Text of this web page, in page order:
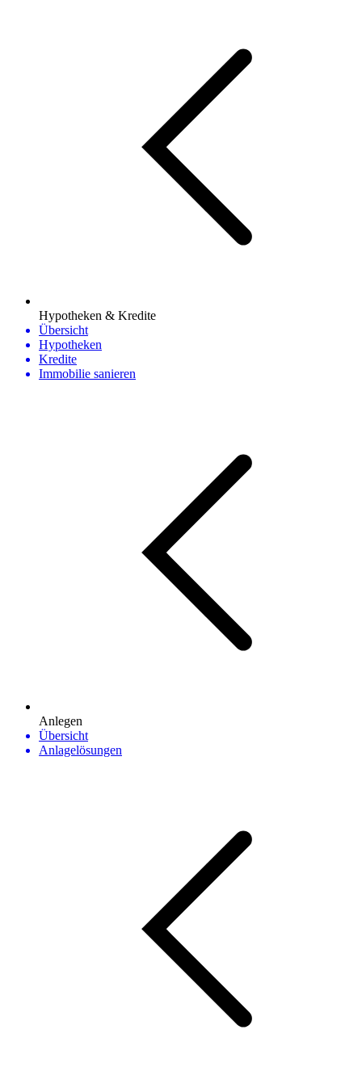
Hypotheken & Kredite
Übersicht
Hypotheken
Kredite
Immobilie sanieren
Anlegen
Übersicht
Anlagelösungen